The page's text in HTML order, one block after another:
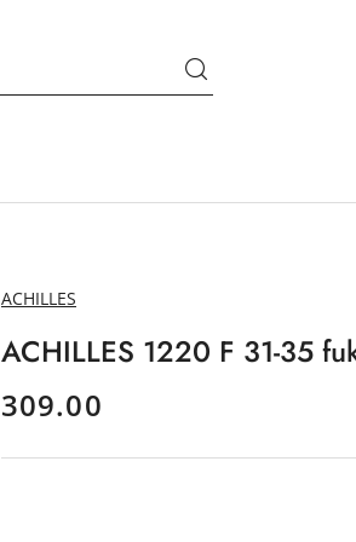
NAZWA
PRODUCENTA:
ACHILLES
ACHILLES 1220 F 31-35
cena:
309.00